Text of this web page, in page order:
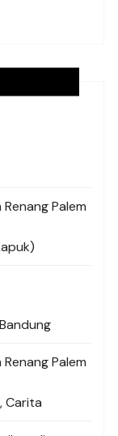
Palem
Palem
Carita